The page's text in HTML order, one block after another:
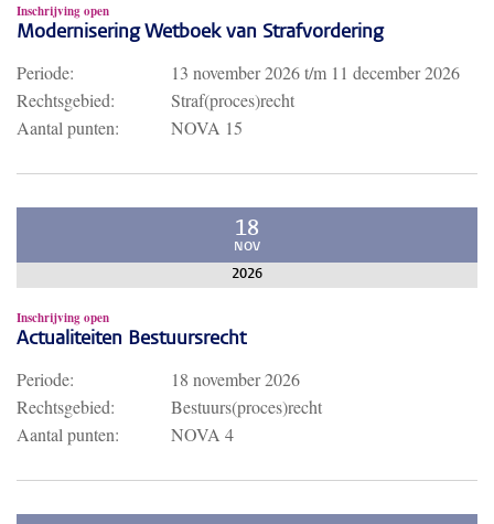
Inschrijving open
Modernisering Wetboek van Strafvordering
Periode: 13 november 2026t/m 11 december 2026
Rechtsgebied:
Straf(proces)recht
Aantal punten:
NOVA 15
18
NOV
2026
Inschrijving open
Actualiteiten Bestuursrecht
Periode:
18 november 2026
Rechtsgebied:
Bestuurs(proces)recht
Aantal punten:
NOVA 4